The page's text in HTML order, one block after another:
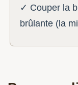
✓ Couper la
brûlante (la